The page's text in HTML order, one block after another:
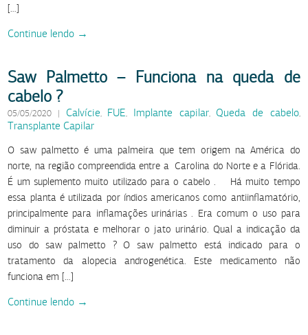
[…]
Continue lendo →
Saw Palmetto – Funciona na queda de
cabelo ?
05/05/2020 | Calvície, FUE, Implante capilar, Queda de cabelo,
Transplante Capilar
O saw palmetto é uma palmeira que tem origem na América do
norte, na região compreendida entre a Carolina do Norte e a Flórida.
É um suplemento muito utilizado para o cabelo . Há muito tempo
essa planta é utilizada por índios americanos como antiinflamatório,
principalmente para inflamações urinárias . Era comum o uso para
diminuir a próstata e melhorar o jato urinário. Qual a indicação da
uso do saw palmetto ? O saw palmetto está indicado para o
tratamento da alopecia androgenética. Este medicamento não
funciona em […]
Continue lendo →